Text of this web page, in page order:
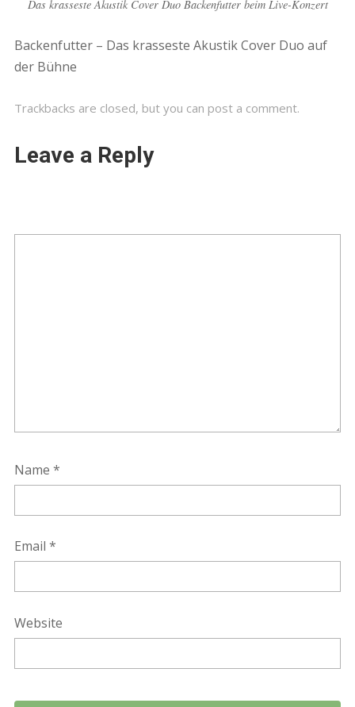
Das krasseste Akustik Cover Duo Backenfutter beim Live-Konzert
Backenfutter – Das krasseste Akustik Cover Duo auf
der Bühne
Trackbacks are closed, but you can post a comment.
Leave a Reply
Name *
Email *
Website